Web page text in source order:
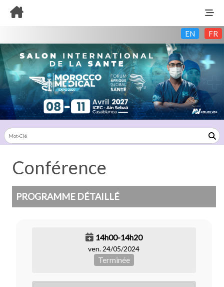
EN FR
Conférence
PROGRAMME
14h00-14h20
ven. 24/05/2024
Terminée